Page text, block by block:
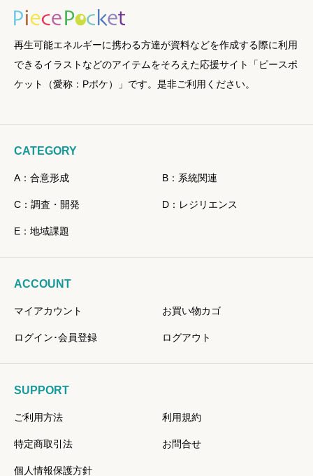
再生可能エネルギーに携わる方達が資料などを作成する際に利用
できるイラストなどのアイテムをそろえた応援サイト「ピースポ
ケット（愛称：Pポケ）」です。是非ご利用ください。
CATEGORY
A：合意形成 B：系統関連
C：調査・開発 D：レジリエンス
E：地域課題
ACCOUNT
マイアカウント お買い物カゴ
ログイン･会員登録 ログアウト
SUPPORT
ご利用方法 利用規約
特定商取引法 お問合せ
個人情報保護方針